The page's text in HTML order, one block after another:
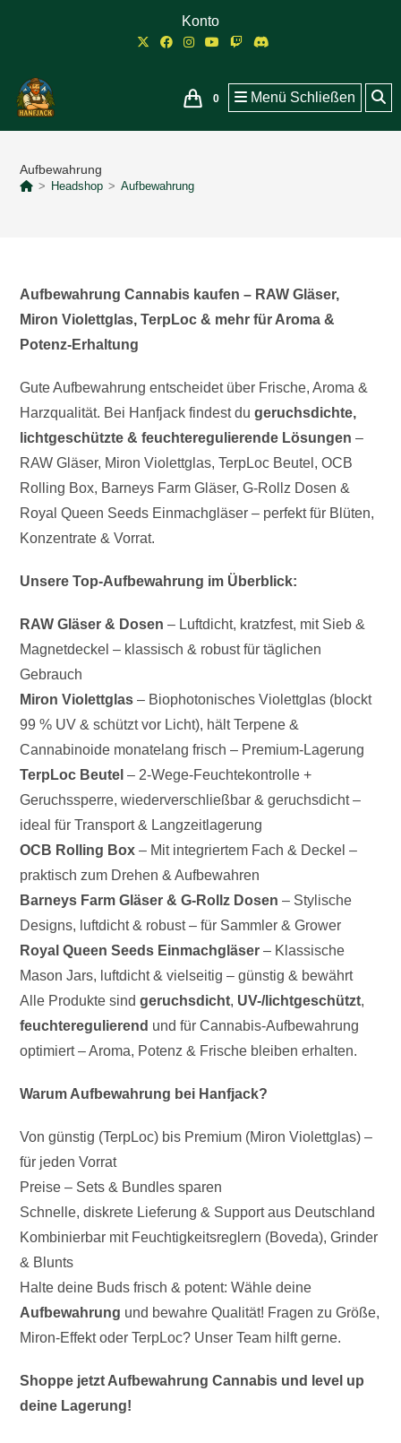
Konto
0 Menü Schließen
Aufbewahrung
> Headshop > Aufbewahrung
Aufbewahrung Cannabis kaufen – RAW Gläser,
Miron Violettglas, TerpLoc & mehr für Aroma &
Potenz-Erhaltung
Gute Aufbewahrung entscheidet über Frische, Aroma &
Harzqualität. Bei Hanfjack findest dugeruchsdichte,
lichtgeschützte & feuchteregulierende Lösungen –
RAW Gläser, Miron Violettglas, TerpLoc Beutel, OCB
Rolling Box, Barneys Farm Gläser, G-Rollz Dosen &
Royal Queen Seeds Einmachgläser – perfekt für Blüten,
Konzentrate & Vorrat.
Unsere Top-Aufbewahrung im Überblick:
RAW Gläser & Dosen – Luftdicht, kratzfest, mit Sieb &
Magnetdeckel – klassisch & robust für täglichen
Gebrauch
Miron Violettglas – Biophotonisches Violettglas (blockt
99 % UV & schützt vor Licht), hält Terpene &
Cannabinoide monatelang frisch – Premium-Lagerung
TerpLoc Beutel – 2-Wege-Feuchtekontrolle +
Geruchssperre, wiederverschließbar & geruchsdicht –
ideal für Transport & Langzeitlagerung
OCB Rolling Box – Mit integriertem Fach & Deckel –
praktisch zum Drehen & Aufbewahren
Barneys Farm Gläser & G-Rollz Dosen – Stylische
Designs, luftdicht & robust – für Sammler & Grower
Royal Queen Seeds Einmachgläser – Klassische
Mason Jars, luftdicht & vielseitig – günstig & bewährt
Alle Produkte sindgeruchsdicht, UV-/lichtgeschützt,
feuchteregulierend und für Cannabis-Aufbewahrung
optimiert – Aroma, Potenz & Frische bleiben erhalten.
Warum Aufbewahrung bei Hanfjack?
Von günstig (TerpLoc) bis Premium (Miron Violettglas) –
für jeden Vorrat
Preise – Sets & Bundles sparen
Schnelle, diskrete Lieferung & Support aus Deutschland
Kombinierbar mit Feuchtigkeitsreglern (Boveda), Grinder
& Blunts
Halte deine Buds frisch & potent: Wähle deine
Aufbewahrung und bewahre Qualität! Fragen zu Größe,
Miron-Effekt oder TerpLoc? Unser Team hilft gerne.
Shoppe jetzt Aufbewahrung Cannabis und level up
deine Lagerung!